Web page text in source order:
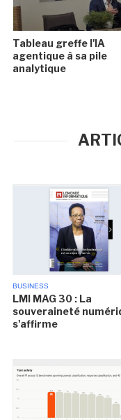
Tableau greffe l'IA
agentique à sa pile
analytique
BUSINESS
LMI MAG 30 : La
souveraineté
s'affirme